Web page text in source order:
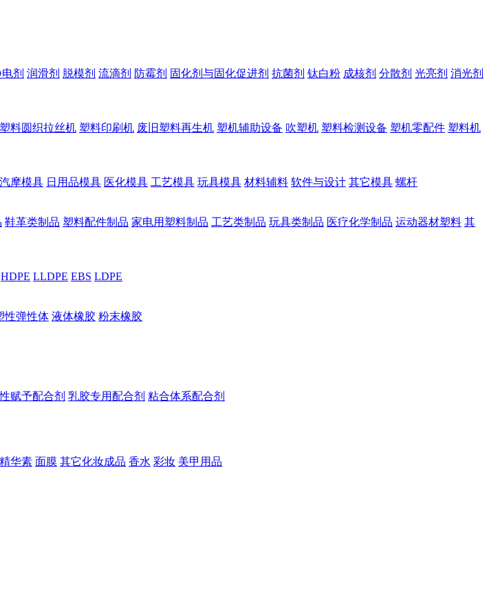
剂 润滑剂 脱模剂 流滴剂 防霉剂 固化剂与固化促进剂 抗菌剂 钛白粉 成核剂 分散剂 光亮剂 消光剂
塑料圆织拉丝机 塑料印刷机 废旧塑料再生机 塑机辅助设备 吹塑机 塑料检测设备 塑机零配件 塑料机
汽摩模具 日用品模具 医化模具 工艺模具 玩具模具 材料辅料 软件与设计 其它模具 螺杆
鞋革类制品 塑料配件制品 家电用塑料制品 工艺类制品 玩具类制品 医疗化学制品 运动器材塑料 其
HDPE LLDPE EBS LDPE
性弹性体 液体橡胶 粉末橡胶
赋予配合剂 乳胶专用配合剂 粘合体系配合剂
精华素 面膜 其它化妆成品 香水 彩妆 美甲用品